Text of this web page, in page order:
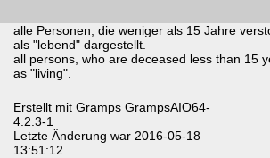
alle Personen, die weniger als 15 Jahre
als "lebend" dargestellt.
all persons, who are deceased less than 15
as "living".
Erstellt mit Gramps GrampsAIO64-
4.2.3-1
Letzte Änderung war 2016-05-18
13:51:12